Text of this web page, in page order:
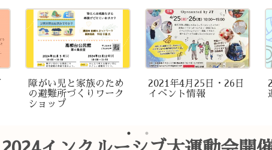
障がい児と家族のため
の避難所づくりワーク
ショップ
2021年4月25日・26日
イベント情報